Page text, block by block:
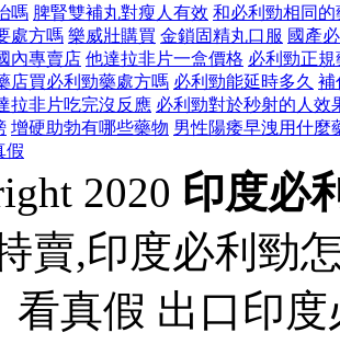
嗎 脾腎雙補丸對瘦人有效 和必利勁相同的
處方嗎 樂威壯購買 金鎖固精丸口服 國產
內專賣店 他達拉非片一盒價格 必利勁正
店買必利勁藥處方嗎 必利勁能延時多久 補
拉非片吃完沒反應 必利勁對於秒射的人效
增硬助勃有哪些藥物 男性陽痿早洩用什麼
假
2020 印度必
賣,印度必利勁
看真假 出口印